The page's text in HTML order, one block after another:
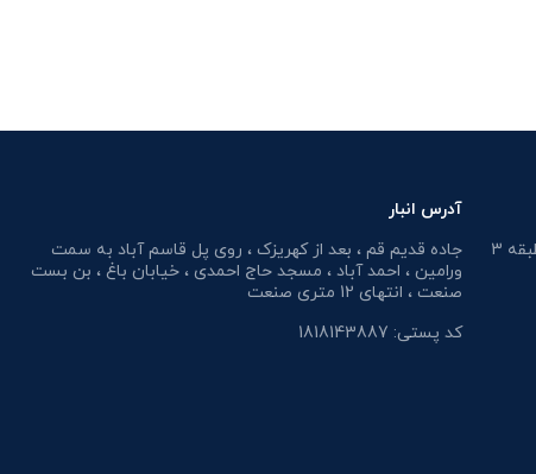
آدرس انبار
جاده قدیم قم ، بعد از کهریزک ، روی پل قاسم آباد به سمت
ورامین ، احمد آباد ، مسجد حاج احمدی ، خیابان باغ ، بن بست
صنعت ، انتهای 12 متری صنعت
کد پستی: 1818143887